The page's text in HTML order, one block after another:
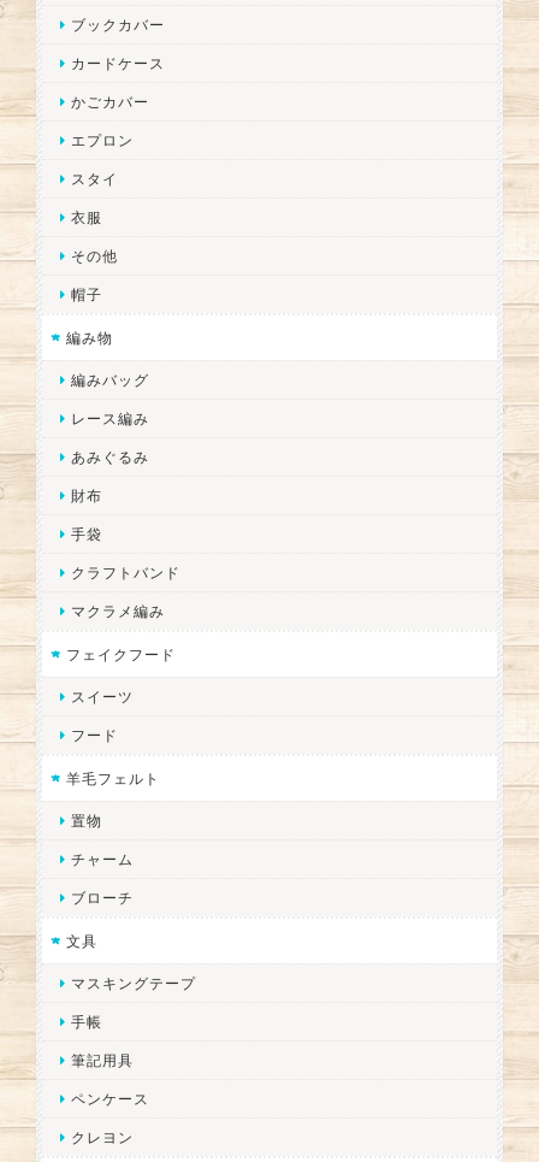
ブックカバー
カードケース
かごカバー
エプロン
スタイ
衣服
その他
帽子
編み物
編みバッグ
レース編み
あみぐるみ
財布
手袋
クラフトバンド
マクラメ編み
フェイクフード
スイーツ
フード
羊毛フェルト
置物
チャーム
ブローチ
文具
マスキングテープ
手帳
筆記用具
ペンケース
クレヨン